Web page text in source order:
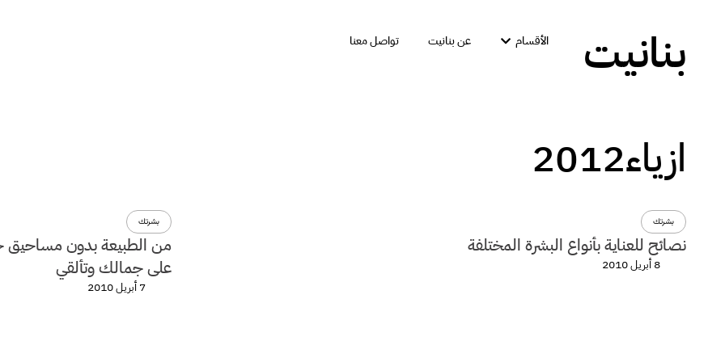
بنانيت الأقسام عن بنانيت تواصل معنا
ازياء2012
بشرتك
نصائح للعناية بأنواع البشرة المختلفة
8 أبريل 2010
بشرتك
من الطبيعة بدون
على جمالك وتألقي
7 أبريل 2010